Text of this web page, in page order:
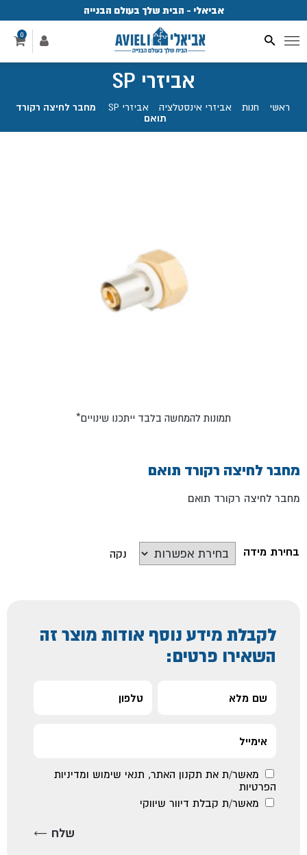
אביאלי - הבית שלך בעולם הבנייה
0
אביזרי SP
ראשי חנות אביזרי אינסטלציה אביזרי SP
מחבר לחיצה רקורד
תואם
מחבר לחיצה רקורד תואם
מחבר לחיצה רקורד תואם
בחירת מידה נקה
לקבלת מידע נוסף אודות מוצר זה
השאירו פרטים:
מאשר/ת את תקנון האתר, תנאי שימוש ומדיניות
הפרטיות
מאשר/ת קבלת דיוור שיווקי
*תמונות להמחשה בלבד ייתכנו שינויים